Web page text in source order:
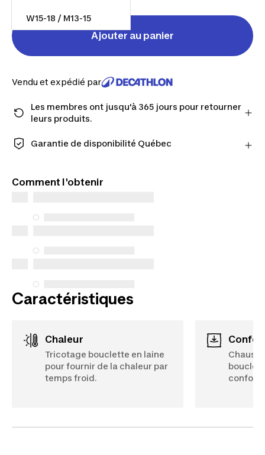
W15-18 / M13-15
Ajouter au panier
Vendu et expédié par
Les membres ont jusqu'à 365 jours pour retourner
leurs produits.
plus de temps pour retourner les produits au cas où
Garantie de disponibilité Québec
services de réparation, de pièces de rechange (en
Comment l'obtenir
Caractéristiques
Chaleur
Tricotage bouclette en laine
pour fournir de la chaleur par
temps froid.
confort.